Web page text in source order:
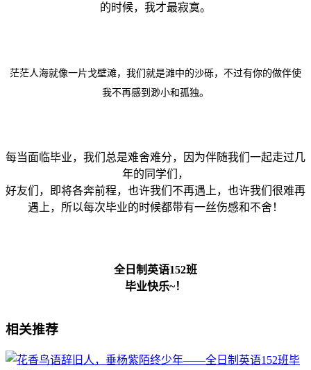
的时候，我才最寂寞。
茫茫人海就像一片戈壁滩，我们就是滩中的沙砾，不过有你的做伴使
我不再感到渺小和孤独。
每当面临毕业，我们总是难舍难分，因为伴随我们一起走过几
年的同学们，
好友们，即将各奔前程，也许我们不再遇上，也许我们很难再
遇上，所以每次毕业的时候都带有一丝伤感和不舍！
全日制英语152班
毕业快乐~！
相关推荐